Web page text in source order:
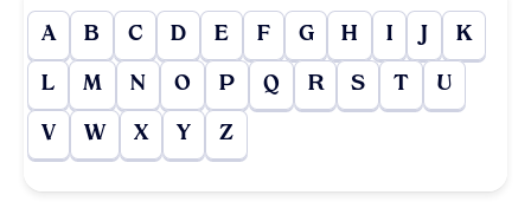
A B C D E F G H I J K
L M N O P Q R S T U
V W X Y Z